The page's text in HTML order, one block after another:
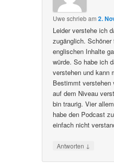
Uwe schriebam2.
Leider verstehe ich
zugänglich. Schöner
englischen Inhalte
würde. So habe ich
verstehen und kann
Bestimmt verstehen
auf dem Niveau
bin traurig. Vier
habe den Podcast
einfach nicht
Antworten ↓